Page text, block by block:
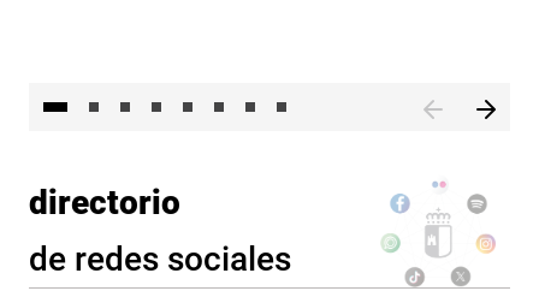
directorio
de redes sociales